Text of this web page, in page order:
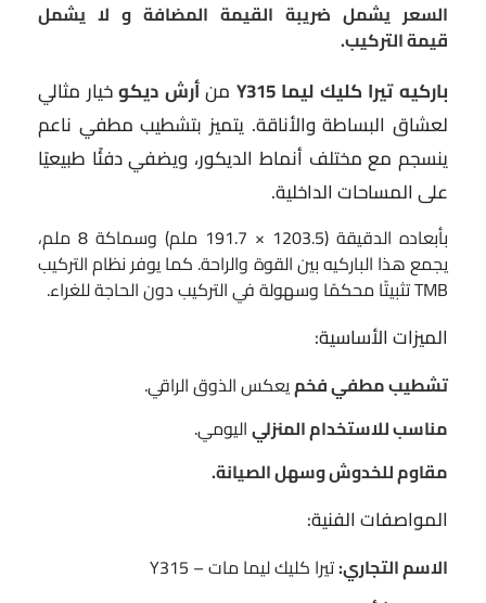
السعر يشمل ضريبة القيمة المضافة و لا يشمل
قيمة التركيب.
باركيه تيرا كليك ليما Y315 منأرش ديكوخيار مثالي
لعشاق البساطة والأناقة. يتميز بتشطيب مطفي ناعم
ينسجم مع مختلف أنماط الديكور، ويضفي دفئًا طبيعيًا
على المساحات الداخلية.
بأبعاده الدقيقة (1203.5 × 191.7 ملم) وسماكة 8 ملم،
يجمع هذا الباركيه بين القوة والراحة. كما يوفر نظام التركيب
TMB تثبيتًا محكمًا وسهولة في التركيب دون الحاجة للغراء.
الميزات الأساسية:
تشطيب مطفي فخميعكس الذوق الراقي.
مناسب للاستخدام المنزلياليومي.
مقاوم للخدوش وسهل الصيانة.
المواصفات الفنية:
الاسم التجاري:تيرا كليك ليما مات – Y315